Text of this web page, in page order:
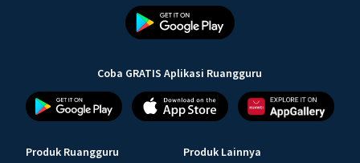
Coba GRATIS Aplikasi Ruangguru
Produk Ruangguru Produk Lainnya